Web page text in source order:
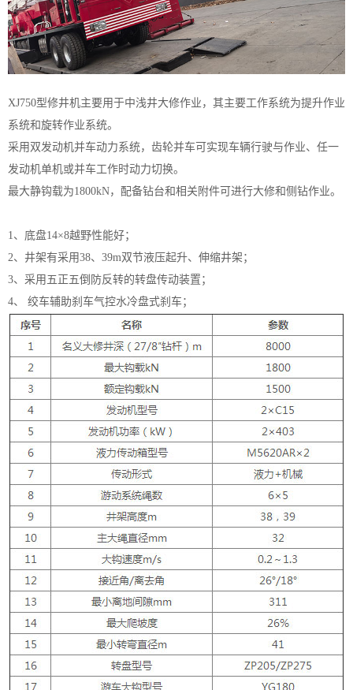
XJ750型修井机主要用于中浅井大修作业，其主要工作系统为提升作业
系统和旋转作业系统。
采用双发动机并车动力系统，齿轮并车可实现车辆行驶与作业、任一
发动机单机或并车工作时动力切换。
最大静钩载为1800kN，配备钻台和相关附件可进行大修和侧钻作业。
1、底盘14×8越野性能好；
2、井架有采用38、39m双节液压起升、伸缩井架；
3、采用五正五倒防反转的转盘传动装置；
4、 绞车辅助刹车气控水冷盘式刹车；